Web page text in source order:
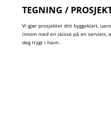
TEGNING /
Vi gjør prosjektet ditt byggeklart,
innom med en skisse på en serviett,
deg trygt i havn.